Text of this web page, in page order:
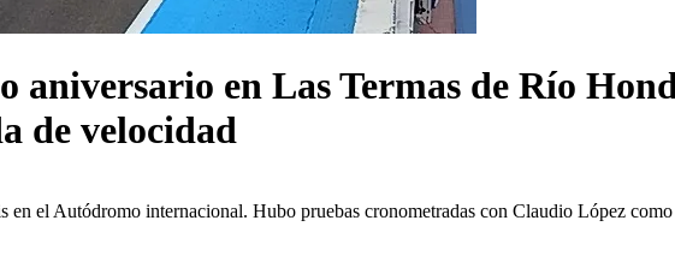
aniversario en Las Termas de Río
de velocidad
en el Autódromo internacional. Hubo pruebas cronometradas con Claudio López